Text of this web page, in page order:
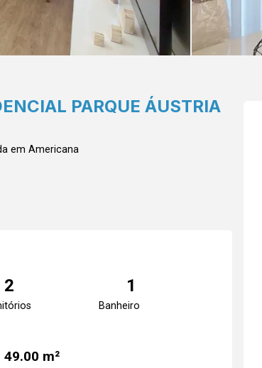
PARQUE ÁUSTRIA
em Americana
2 1
Banheiro
49.00 m²